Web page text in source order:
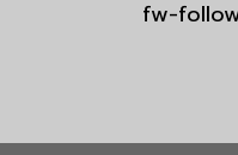
fw-